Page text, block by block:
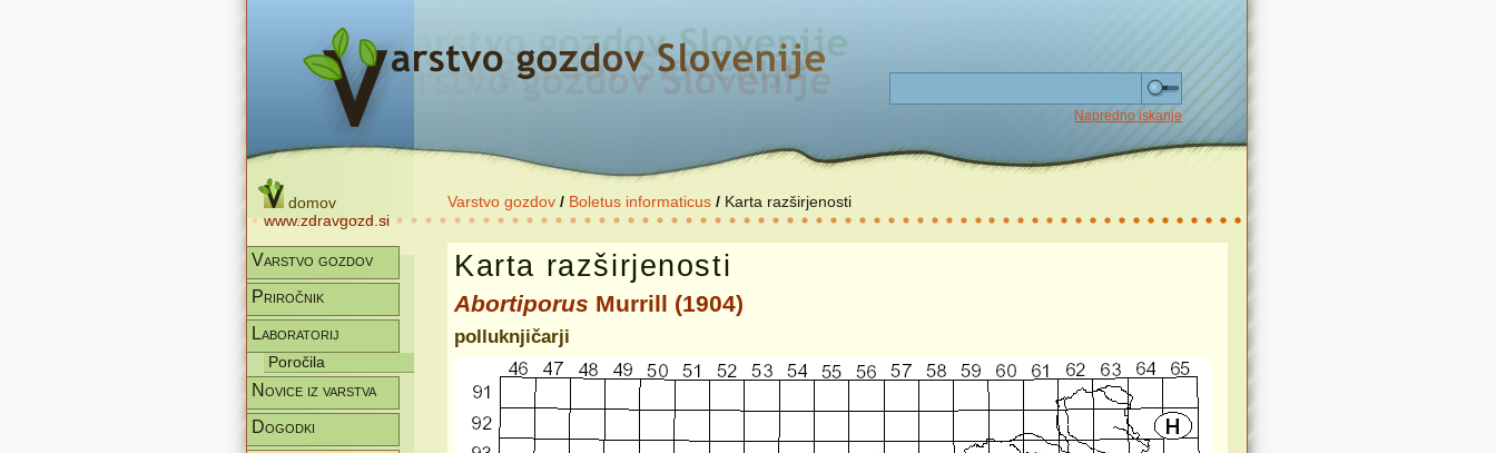
Napredno iskanje
domov
www.zdravgozd.si
Varstvo gozdov / Boletus informaticus / Karta razširjenosti
Varstvo gozdov
Priročnik
Laboratorij
Poročila
Novice iz varstva
Dogodki
Karta razširjenosti
Abortiporus Murrill (1904)
polluknjičarji